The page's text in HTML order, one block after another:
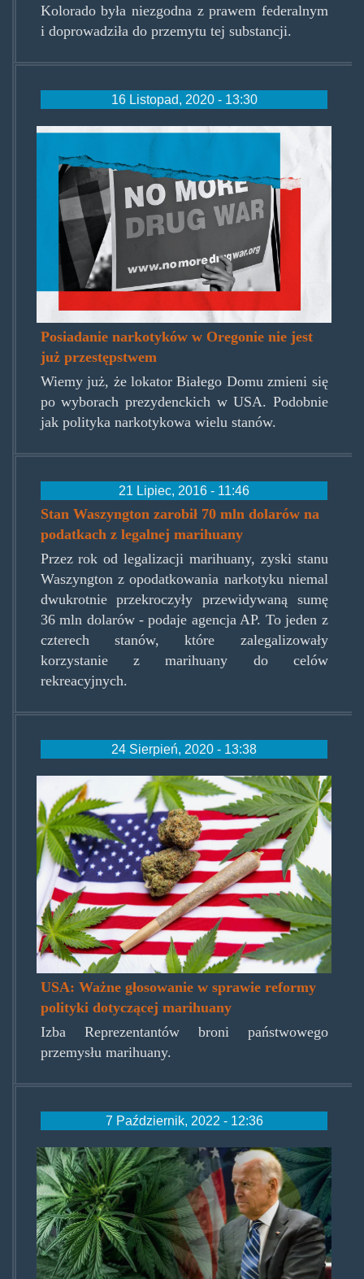
Kolorado była niezgodna z prawem federalnym
i doprowadziła do przemytu tej substancji.
16 Listopad, 2020 - 13:30
nomoredrugwar.jpg
Posiadanie narkotyków w Oregonie nie jest
już przestępstwem
Wiemy już, że lokator Białego Domu zmieni się
po wyborach prezydenckich w USA. Podobnie
jak polityka narkotykowa wielu stanów.
21 Lipiec, 2016 - 11:46
Stan Waszyngton zarobił 70 mln dolarów na
podatkach z legalnej marihuany
Przez rok od legalizacji marihuany, zyski stanu
Waszyngton z opodatkowania narkotyku niemal
dwukrotnie przekroczyły przewidywaną sumę
36 mln dolarów - podaje agencja AP. To jeden z
czterech stanów, które zalegalizowały
korzystanie z marihuany do celów
rekreacyjnych.
24 Sierpień, 2020 - 13:38
jointflag2.jpg
USA: Ważne głosowanie w sprawie reformy
polityki dotyczącej marihuany
Izba Reprezentantów broni państwowego
przemysłu marihuany.
7 Październik, 2022 - 12:36
joe-
biden-
marijuana.jpg